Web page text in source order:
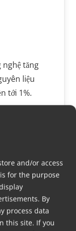
and/or access
for the purpose
By
process data
this site. If you
tăng
liệu
tới 1%.